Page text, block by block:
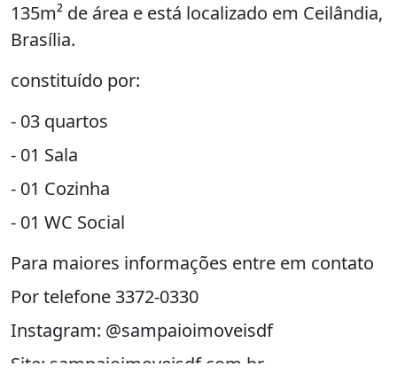
135m² de área e está localizado em Ceilândia,
Brasília.
constituído por:
- 03 quartos
- 01 Sala
- 01 Cozinha
- 01 WC Social
Para maiores informações entre em contato
Por telefone 3372-0330
Instagram: @sampaioimoveisdf
Site: sampaioimoveisdf.com.br